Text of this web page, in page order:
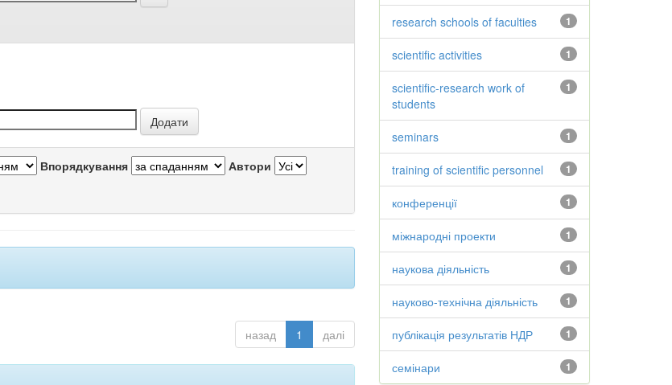
Впорядкування Автори
назад 1 далі
1
research schools of faculties
1
scientific activities
1
scientific-research work of
students
1
seminars
1
training of scientific personnel
1
конференції
1
міжнародні проекти
1
наукова діяльність
1
науково-технічна діяльність
1
публікація результатів НДР
1
семінари